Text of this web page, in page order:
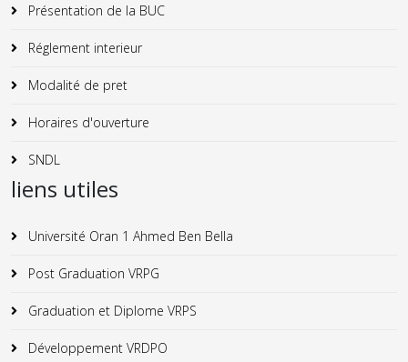
Présentation de la BUC
Réglement interieur
Modalité de pret
Horaires d'ouverture
SNDL
liens utiles
Université Oran 1 Ahmed Ben Bella
Post Graduation VRPG
Graduation et Diplome VRPS
Développement VRDPO